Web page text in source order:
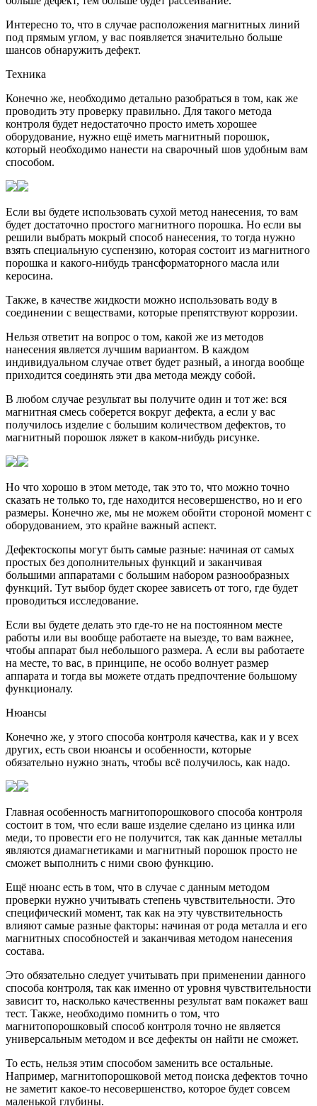
Интересно то, что в случае расположения магнитных линий
под прямым углом, у вас появляется значительно больше
шансов обнаружить дефект.
Техника
Конечно же, необходимо детально разобраться в том, как же
проводить эту проверку правильно. Для такого метода
контроля будет недостаточно просто иметь хорошее
оборудование, нужно ещё иметь магнитный порошок,
который необходимо нанести на сварочный шов удобным вам
способом.
Если вы будете использовать сухой метод нанесения, то вам
будет достаточно простого магнитного порошка. Но если вы
решили выбрать мокрый способ нанесения, то тогда нужно
взять специальную суспензию, которая состоит из магнитного
порошка и какого-нибудь трансформаторного масла или
керосина.
Также, в качестве жидкости можно использовать воду в
соединении с веществами, которые препятствуют коррозии.
Нельзя ответит на вопрос о том, какой же из методов
нанесения является лучшим вариантом. В каждом
индивидуальном случае ответ будет разный, а иногда вообще
приходится соединять эти два метода между собой.
В любом случае результат вы получите один и тот же: вся
магнитная смесь соберется вокруг дефекта, а если у вас
получилось изделие с большим количеством дефектов, то
магнитный порошок ляжет в каком-нибудь рисунке.
Но что хорошо в этом методе, так это то, что можно точно
сказать не только то, где находится несовершенство, но и его
размеры. Конечно же, мы не можем обойти стороной момент с
оборудованием, это крайне важный аспект.
Дефектоскопы могут быть самые разные: начиная от самых
простых без дополнительных функций и заканчивая
большими аппаратами с большим набором разнообразных
функций. Тут выбор будет скорее зависеть от того, где будет
проводиться исследование.
Если вы будете делать это где-то не на постоянном месте
работы или вы вообще работаете на выезде, то вам важнее,
чтобы аппарат был небольшого размера. А если вы работаете
на месте, то вас, в принципе, не особо волнует размер
аппарата и тогда вы можете отдать предпочтение большому
функционалу.
Нюансы
Конечно же, у этого способа контроля качества, как и у всех
других, есть свои нюансы и особенности, которые
обязательно нужно знать, чтобы всё получилось, как надо.
Главная особенность магнитопорошкового способа контроля
состоит в том, что если ваше изделие сделано из цинка или
меди, то провести его не получится, так как данные металлы
являются диамагнетиками и магнитный порошок просто не
сможет выполнить с ними свою функцию.
Ещё нюанс есть в том, что в случае с данным методом
проверки нужно учитывать степень чувствительности. Это
специфический момент, так как на эту чувствительность
влияют самые разные факторы: начиная от рода металла и его
магнитных способностей и заканчивая методом нанесения
состава.
Это обязательно следует учитывать при применении данного
способа контроля, так как именно от уровня чувствительности
зависит то, насколько качественны результат вам покажет ваш
тест. Также, необходимо помнить о том, что
магнитопорошковый способ контроля точно не является
универсальным методом и все дефекты он найти не сможет.
То есть, нельзя этим способом заменить все остальные.
Например, магнитопорошковой метод поиска дефектов точно
не заметит какое-то несовершенство, которое будет совсем
маленькой глубины.